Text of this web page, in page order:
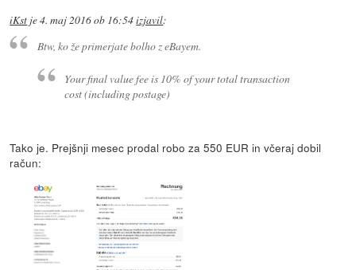
iKst je4. maj 2016 ob 16:54izjavil:
Btw, ko že primerjate bolho z eBayem.
Your final value fee is 10% of your total transaction
cost (including postage)
Tako je. Prejšnji mesec prodal robo za 550 EUR in včeraj dobil
račun: